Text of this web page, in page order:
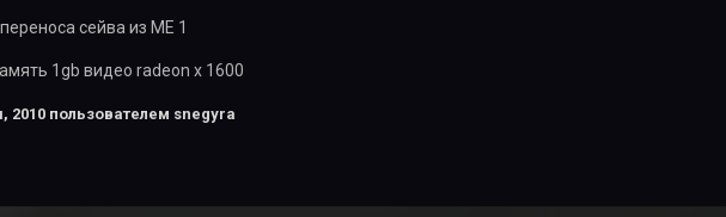
сейва из ME 1
1gb видео radeon x 1600
2010пользователем snegyra